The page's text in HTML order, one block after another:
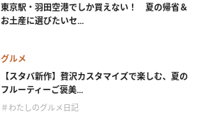
東京駅・羽田空港でしか買えない！ 夏の帰省＆
お土産に選びたいセ...
グルメ
【スタバ新作】贅沢カスタマイズで楽しむ、夏の
フルーティーご褒美...
＃わたしのグルメ日記